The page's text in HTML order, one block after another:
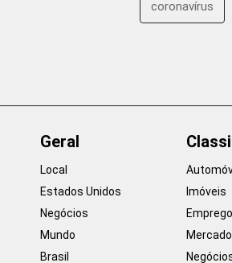
coronavírus
Geral
Local
Estados Unidos
Negócios
Mundo
Brasil
Imóveis